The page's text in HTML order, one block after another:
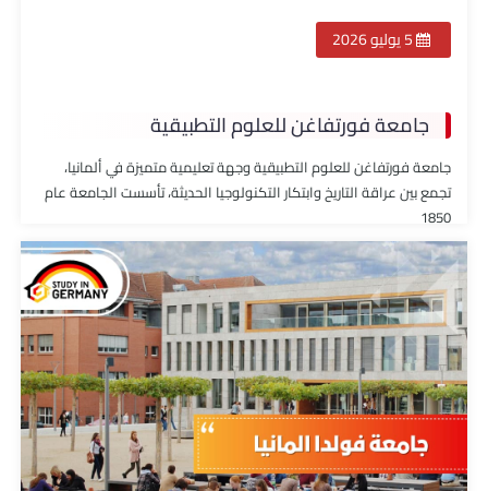
5 يوليو 2026
جامعة فورتفاغن للعلوم التطبيقية
جامعة فورتفاغن للعلوم التطبيقية وجهة تعليمية متميزة في ألمانيا،
تجمع بين عراقة التاريخ وابتكار التكنولوجيا الحديثة، تأسست الجامعة عام
1850